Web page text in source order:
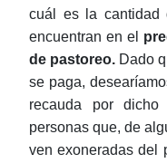
cuál es la cantidad
encuentran en el
de pastoreo. Dado
se paga,
recauda por
personas que, de
ven exoneradas del